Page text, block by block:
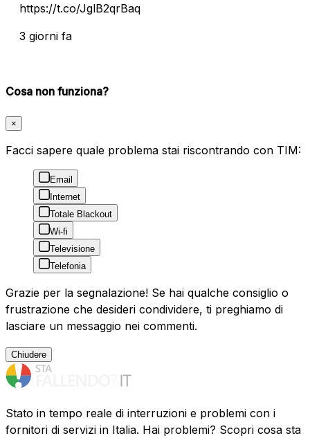
https://t.co/JglB2qrBaq
3 giorni fa
Cosa non funziona?
×
Facci sapere quale problema stai riscontrando con TIM:
Email
Internet
Totale Blackout
Wi-fi
Televisione
Telefonia
Grazie per la segnalazione! Se hai qualche consiglio o
frustrazione che desideri condividere, ti preghiamo di
lasciare un messaggio nei commenti.
Chiudere
Stato in tempo reale di interruzioni e problemi con i
fornitori di servizi in Italia. Hai problemi? Scopri cosa sta